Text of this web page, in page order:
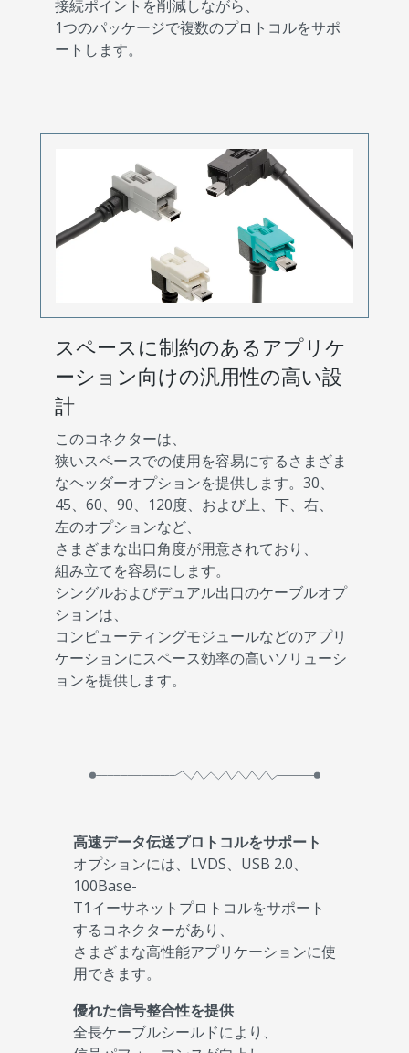
接続ポイントを削減しながら、
1つのパッケージで複数のプロトコルをサポ
ートします。
スペースに制約のあるアプリケ
ーション向けの汎用性の高い設
計
このコネクターは、
狭いスペースでの使用を容易にするさまざま
なヘッダーオプションを提供します。30、
45、60、90、120度、および上、下、右、
左のオプションなど、
さまざまな出口角度が用意されており、
組み立てを容易にします。
シングルおよびデュアル出口のケーブルオプ
ションは、
コンピューティングモジュールなどのアプリ
ケーションにスペース効率の高いソリューシ
ョンを提供します。
高速データ伝送プロトコルをサポート
オプションには、LVDS、USB 2.0、
100Base-
T1イーサネットプロトコルをサポート
するコネクターがあり、
さまざまな高性能アプリケーションに使
用できます。
優れた信号整合性を提供
全長ケーブルシールドにより、